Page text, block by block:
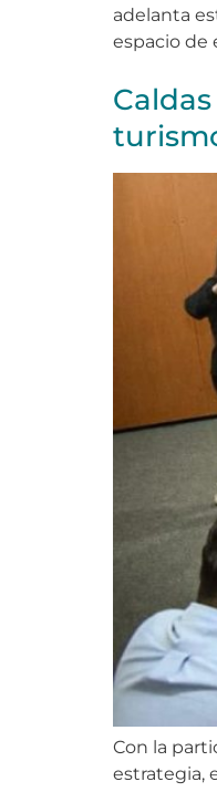
adelanta
espacio de
Con la
estrategia,